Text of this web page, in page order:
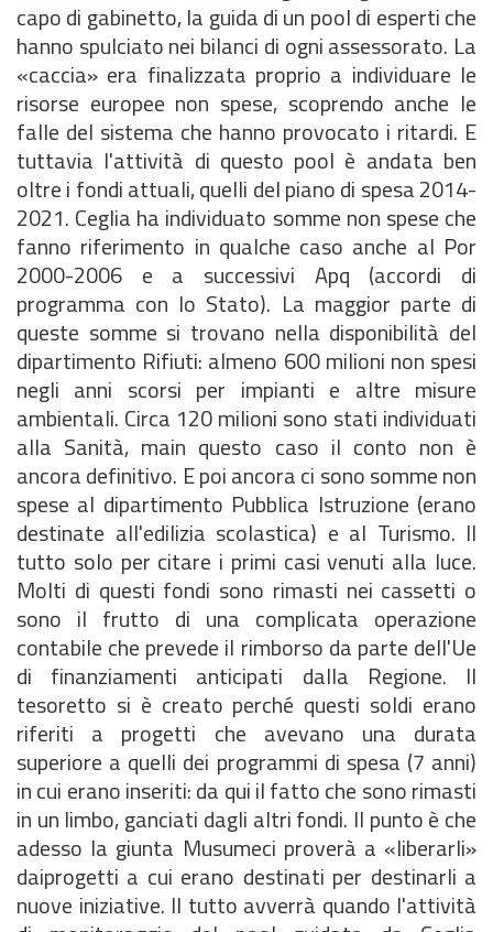
capo di gabinetto, la guida di un pool di esperti che
hanno spulciato nei bilanci di ogni assessorato. La
«caccia» era finalizzata proprio a individuare le
risorse europee non spese, scoprendo anche le
falle del sistema che hanno provocato i ritardi. E
tuttavia l'attività di questo pool è andata ben
oltre i fondi attuali, quelli del piano di spesa 2014-
2021. Ceglia ha individuato somme non spese che
fanno riferimento in qualche caso anche al Por
2000-2006 e a successivi Apq (accordi di
programma con lo Stato). La maggior parte di
queste somme si trovano nella disponibilità del
dipartimento Rifiuti: almeno 600 milioni non spesi
negli anni scorsi per impianti e altre misure
ambientali. Circa 120 milioni sono stati individuati
alla Sanità, main questo caso il conto non è
ancora definitivo. E poi ancora ci sono somme non
spese al dipartimento Pubblica Istruzione (erano
destinate all'edilizia scolastica) e al Turismo. Il
tutto solo per citare i primi casi venuti alla luce.
Molti di questi fondi sono rimasti nei cassetti o
sono il frutto di una complicata operazione
contabile che prevede il rimborso da parte dell'Ue
di finanziamenti anticipati dalla Regione. Il
tesoretto si è creato perché questi soldi erano
riferiti a progetti che avevano una durata
superiore a quelli dei programmi di spesa (7 anni)
in cui erano inseriti: da qui il fatto che sono rimasti
in un limbo, ganciati dagli altri fondi. Il punto è che
adesso la giunta Musumeci proverà a «liberarli»
daiprogetti a cui erano destinati per destinarli a
nuove iniziative. Il tutto avverrà quando l'attività